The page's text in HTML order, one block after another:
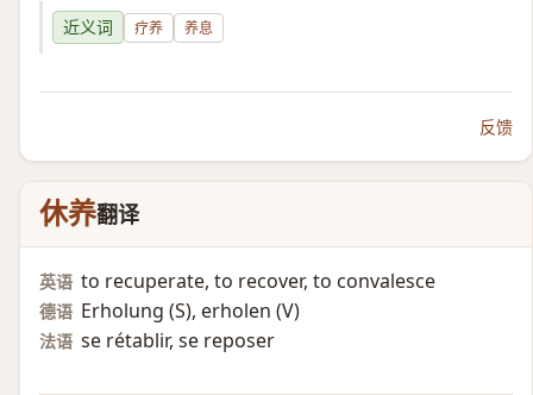
近义词 疗养 养息
反馈
休养翻译
英语 to recuperate, to recover, to convalesce
德语 Erholung (S)​, erholen (V)​
法语 se rétablir, se reposer